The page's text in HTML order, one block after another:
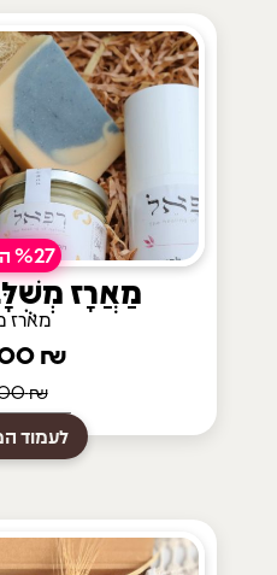
%27 הנחה!
מַאֲרָז
מארז
₪
315.00
₪
229.00
לעמוד